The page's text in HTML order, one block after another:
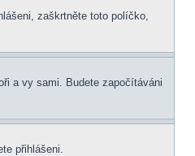
zaškrtněte toto políčko,
a vy sami. Budete započítáváni
přihlášeni.